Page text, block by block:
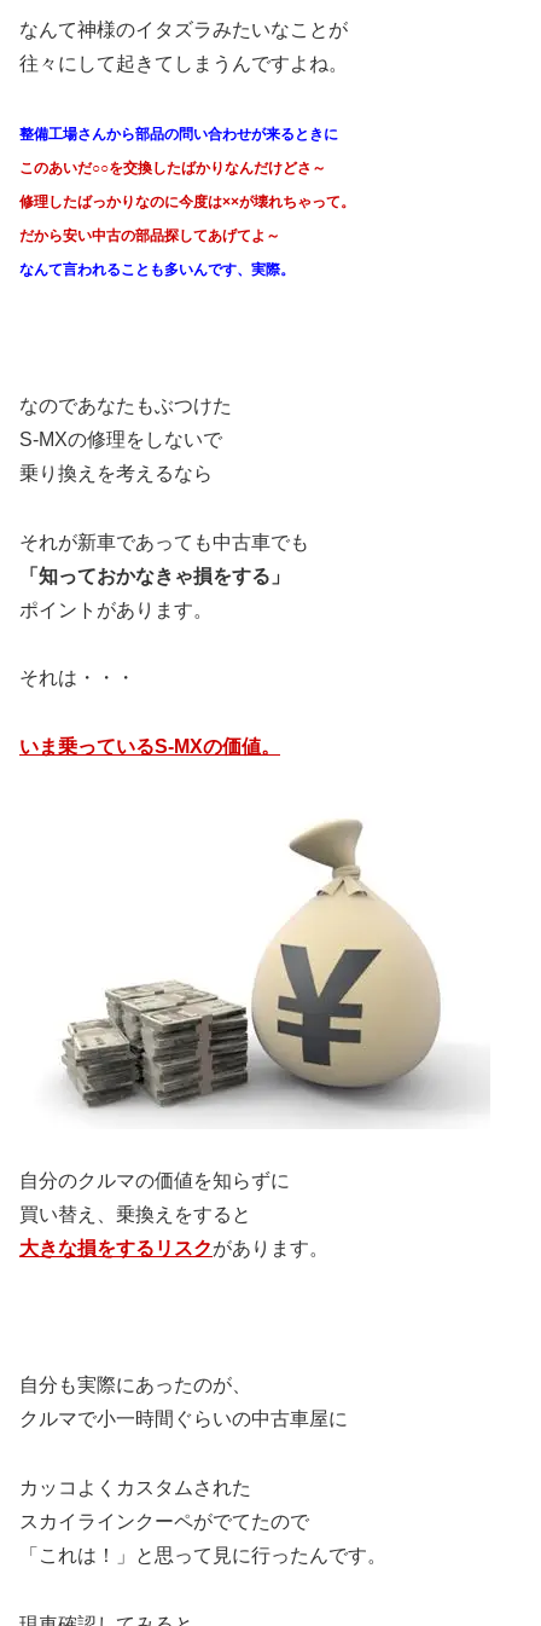
なんて神様のイタズラみたいなことが
往々にして起きてしまうんですよね。
整備工場さんから部品の問い合わせが来るときに
このあいだ○○を交換したばかりなんだけどさ～
修理したばっかりなのに今度は××が壊れちゃって。
だから安い中古の部品探してあげてよ～
なんて言われることも多いんです、実際。
なのであなたもぶつけた
S-MXの修理をしないで
乗り換えを考えるなら
それが新車であっても中古車でも
「知っておかなきゃ損をする」
ポイントがあります。
それは・・・
いま乗っているS-MXの価値。
自分のクルマの価値を知らずに
買い替え、乗換えをすると
大きな損をするリスクがあります。
自分も実際にあったのが、
クルマで小一時間ぐらいの中古車屋に
カッコよくカスタムされた
スカイラインクーペがでてたので
「これは！」と思って見に行ったんです。